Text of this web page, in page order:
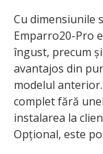
Cu dimensiunile
Emparro20-Pro
îngust, precum
avantajos din
modelul
complet fără
instalarea la
Opțional, este